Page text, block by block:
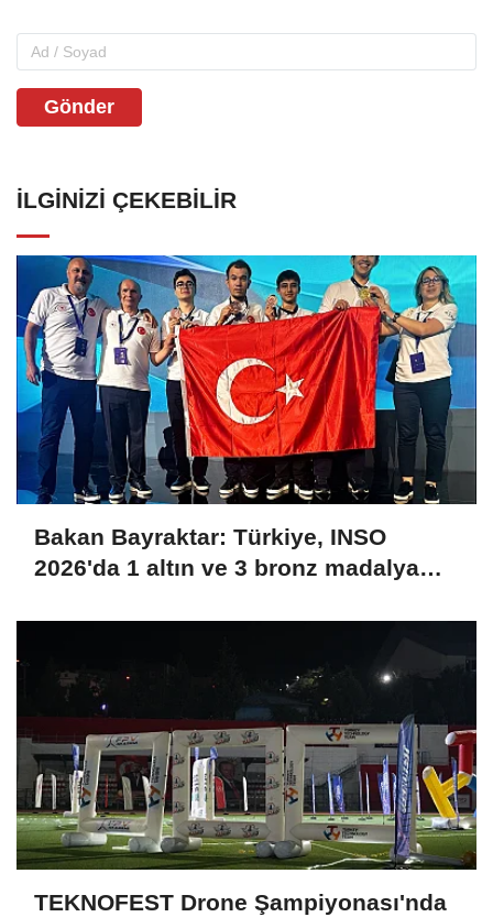
Gönder
İLGINIZI ÇEKEBILIR
Bakan Bayraktar: Türkiye, INSO
2026'da 1 altın ve 3 bronz madalya
bir giriş yaptı
TEKNOFEST Drone Şampiyonası'nda